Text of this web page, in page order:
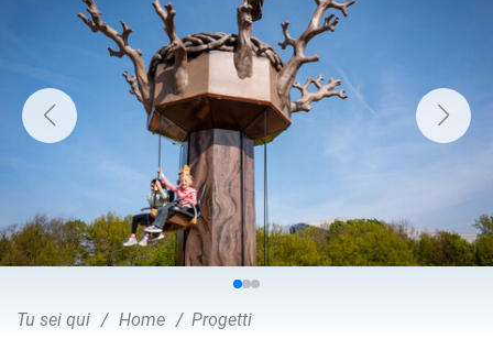
Tu sei qui Home Progetti